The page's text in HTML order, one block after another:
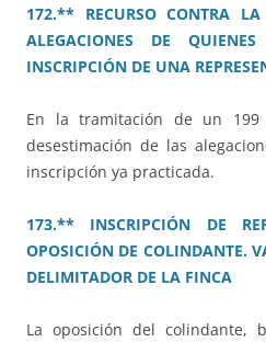
172.** RECURSO CONTRA
ALEGACIONES DE
INSCRIPCIÓN DE UNA
En la tramitación de un
desestimación de las
inscripción ya practicada.
173.** INSCRIPCIÓN DE
OPOSICIÓN DE COLINDANTE.
DELIMITADOR DE LA FINCA
La oposición del colindante,